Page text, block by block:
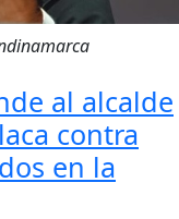
al alcalde
contra
en la